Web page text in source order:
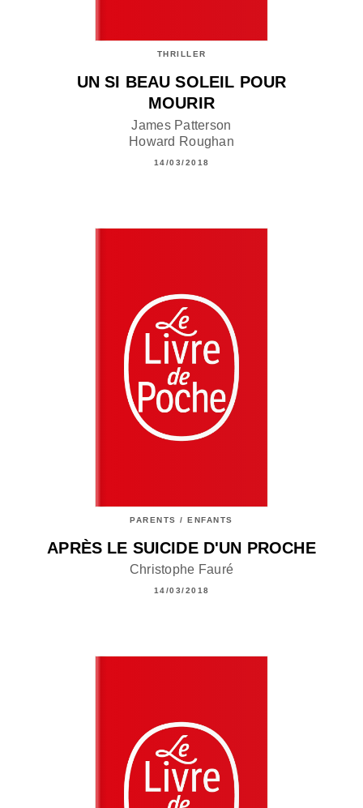
THRILLER
UN SI BEAU SOLEIL POUR
MOURIR
James Patterson
Howard Roughan
14/03/2018
PARENTS / ENFANTS
APRÈS LE SUICIDE D'UN PROCHE
Christophe Fauré
14/03/2018